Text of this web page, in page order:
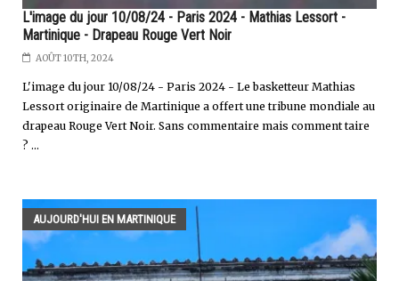
L'image du jour 10/08/24 - Paris 2024 - Mathias Lessort -
Martinique - Drapeau Rouge Vert Noir
AOÛT 10TH, 2024
L'image du jour 10/08/24 - Paris 2024 - Le basketteur Mathias
Lessort originaire de Martinique a offert une tribune mondiale au
drapeau Rouge Vert Noir. Sans commentaire mais comment taire
? ...
AUJOURD'HUI EN MARTINIQUE